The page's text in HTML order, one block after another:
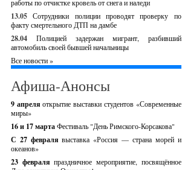
работы по отчистке кровель от снега и наледи
13.05 Сотрудники полиции проводят проверку по
факту смертельного ДТП на дамбе
28.04
Полицией задержан мигрант, разбивший
автомобиль своей бывшей начальницы
Все новости »
Афиша-Анонсы
9 апреляоткрытие выставки студентов «Современные
миры»
16 и 17 мартаФестиваль "День Римского-Корсакова"
С 27 февралявыставка «Россия — страна морей и
океанов»
23 февраляпраздничное мероприятие, посвящённое